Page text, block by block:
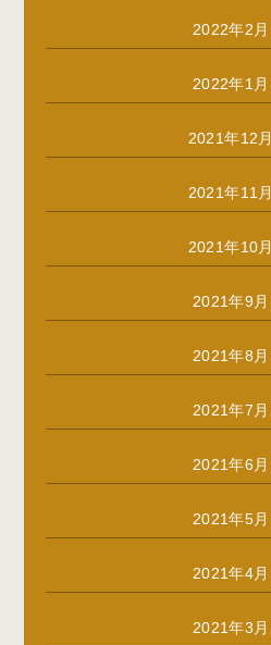
2022年2月
2022年1月
2021年12月
2021年11月
2021年10月
2021年9月
2021年8月
2021年7月
2021年6月
2021年5月
2021年4月
2021年3月